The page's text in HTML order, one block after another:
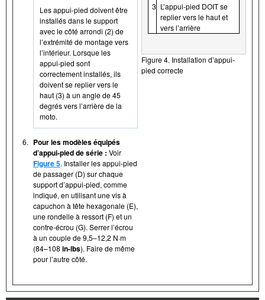
Les appui-pied doivent être
installés dans le support
avec le côté arrondi (2) de
l’extrémité de montage vers
l’intérieur. Lorsque les
appui-pied sont
correctement installés, ils
doivent se replier vers le
haut (3) à un angle de 45
degrés vers l’arrière de la
moto.
3 L’appui-pied DOIT se
replier vers le haut et
vers l’arrière
Figure 4. Installation d’appui-
pied correcte
6. Pour les modèles équipés
d’appui-pied de série : Voir
Figure 5. Installer les appui-pied
de passager (D) sur chaque
support d’appui-pied, comme
indiqué, en utilisant une vis à
capuchon à tête hexagonale (E),
une rondelle à ressort (F) et un
contre-écrou (G). Serrer l’écrou
à un couple de 9,5–12,2 N·m
(84–108 in-lbs). Faire de même
pour l’autre côté.